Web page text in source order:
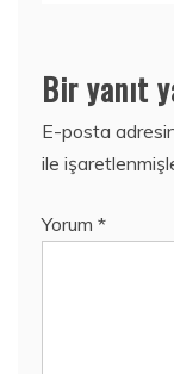
Bir yanıt
E-posta
ile
Yorum *